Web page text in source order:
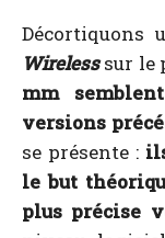
Décortiquons
Wirelesssur le
mm
versions
se présente :
le but
plus précise